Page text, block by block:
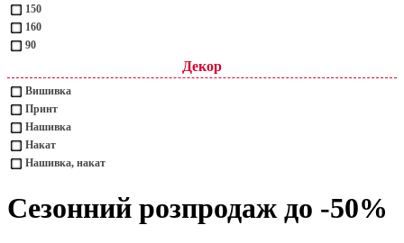
150
160
90
Декор
Вишивка
Принт
Нашивка
Накат
Нашивка, накат
Сезонний розпродаж до -50%